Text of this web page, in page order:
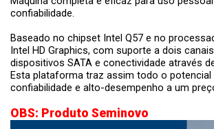
confiabilidade.
Baseado no chipset Intel Q57 e no
Intel HD Graphics, com suporte a dois
dispositivos SATA e conectividade através
Esta plataforma traz assim todo o
confiabilidade e alto-desempenho a um
OBS: Produto Seminovo